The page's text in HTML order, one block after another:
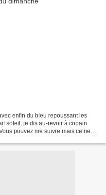
enfin du bleu repoussant les
soleil, je dis au-revoir à copain
pouvez me suivre mais ce ne